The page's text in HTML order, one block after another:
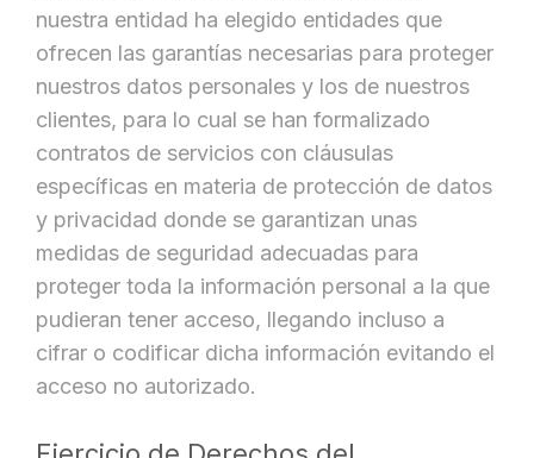
nuestra entidad ha elegido entidades que
ofrecen las garantías necesarias para proteger
nuestros datos personales y los de nuestros
clientes, para lo cual se han formalizado
contratos de servicios con cláusulas
específicas en materia de protección de datos
y privacidad donde se garantizan unas
medidas de seguridad adecuadas para
proteger toda la información personal a la que
pudieran tener acceso, llegando incluso a
cifrar o codificar dicha información evitando el
acceso no autorizado.